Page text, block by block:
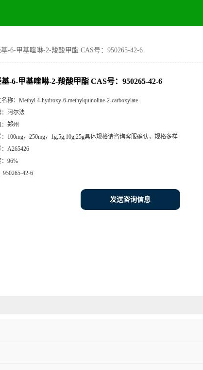
-6-甲基喹啉-2-羧酸甲酯 CAS号：950265-42-6
基-6-甲基喹啉-2-羧酸甲酯 CAS号：950265-42-6
称： Methyl 4-hydroxy-6-methylquinoline-2-carboxylate
阿尔法
郑州
100mg，250mg，1g,5g,10g,25g具体规格请咨询客服确认，规格多样
A265426
96%
950265-42-6
发送咨询信息